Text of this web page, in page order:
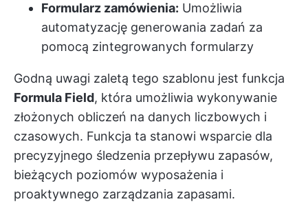
Formularz zamówienia: Umożliwia
automatyzację generowania zadań za
pomocą zintegrowanych formularzy
Godną uwagi zaletą tego szablonu jest funkcja
Formula Field, która umożliwia wykonywanie
złożonych obliczeń na danych liczbowych i
czasowych. Funkcja ta stanowi wsparcie dla
precyzyjnego śledzenia przepływu zapasów,
bieżących poziomów wyposażenia i
proaktywnego zarządzania zapasami.